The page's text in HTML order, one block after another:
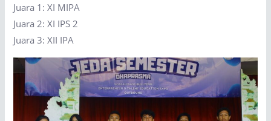
Juara 1: XI MIPA
Juara 2: XI IPS 2
Juara 3: XII IPA